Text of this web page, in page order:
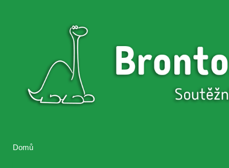
Brontosaurus
Brontosaurus
Domů